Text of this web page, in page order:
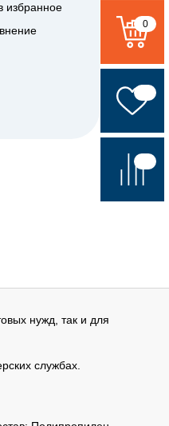
избранное
нужд, так и для
службах.
0